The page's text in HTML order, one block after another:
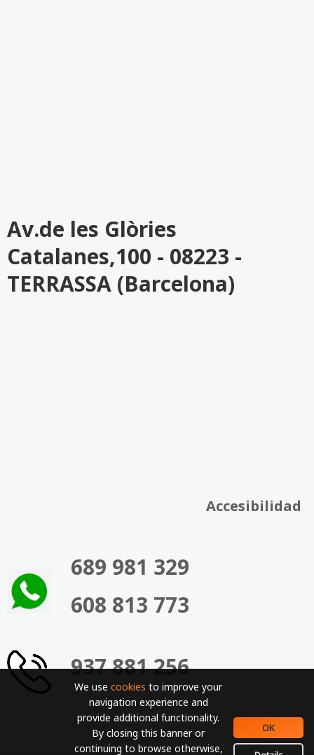
We use cookies to improve your
navigation experience and
provide additional functionality.
By closing this banner or
continuing to browse otherwise,
OK
Av.de les Glòries
Catalanes,100 - 08223 -
TERRASSA (Barcelona)
Accesibilidad
689 981 329
608 813 773
937 881 256